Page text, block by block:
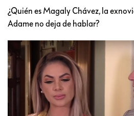
¿Quién es Magaly Chávez, la
Adame no deja de hablar?